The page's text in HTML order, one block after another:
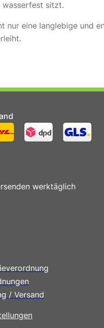
wasserfest sitzt.
nur eine langlebige und
werktäglich
/ Versand